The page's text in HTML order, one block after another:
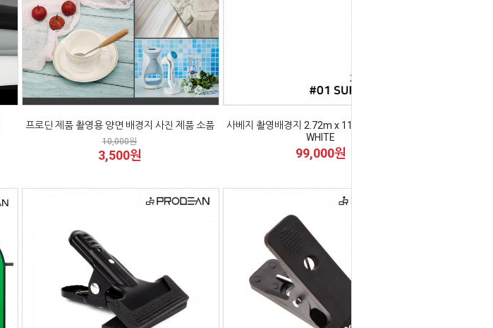
프로딘 제품 촬영용 양면 배경지 사진 제품 소품
10,000원
3,500원
사베지 촬영배경지 2.72m x 11m #01 SUPER
WHITE
99,000원